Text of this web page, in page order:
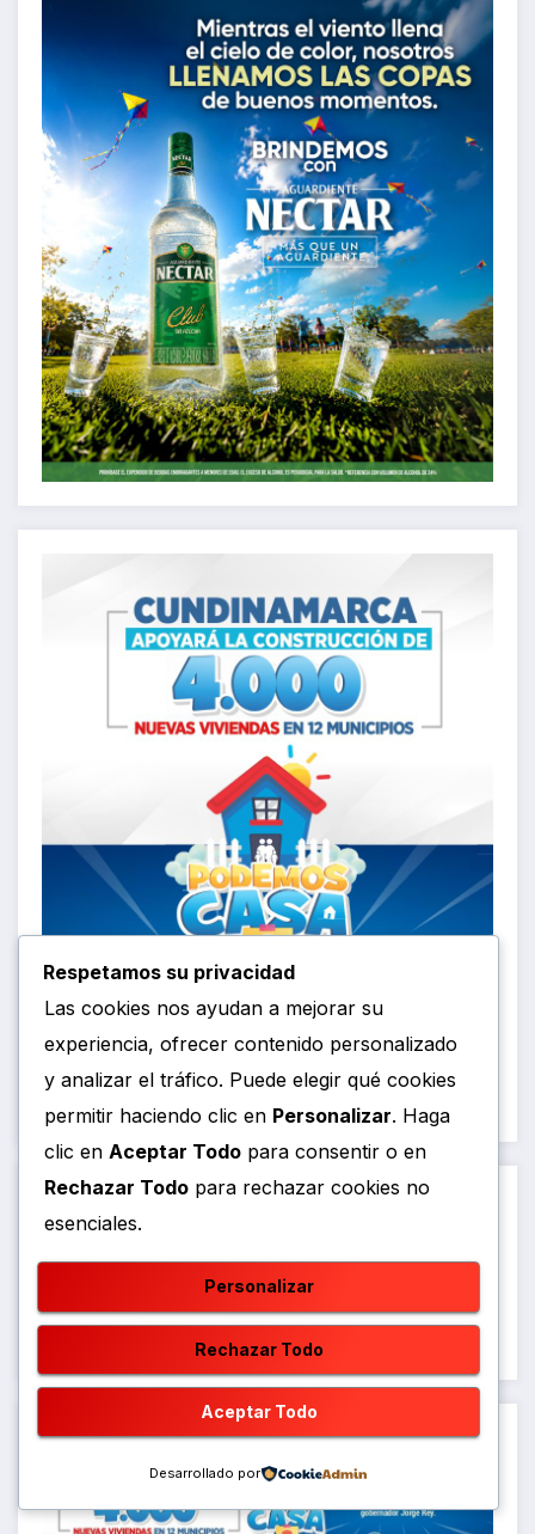
Respetamos su privacidad
Las cookies nos ayudan a mejorar su
experiencia, ofrecer contenido personalizado
y analizar el tráfico. Puede elegir qué cookies
permitir haciendo clic en Personalizar. Haga
clic en Aceptar Todo para consentir o en
Rechazar Todo para rechazar cookies no
esenciales.
Personalizar
Rechazar Todo
Aceptar Todo
Desarrollado por